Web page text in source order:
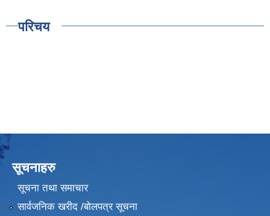
परिचय
सूचनाहरु
सूचना तथा समाचार
सार्वजनिक खरीद /बोलपत्र सूचना